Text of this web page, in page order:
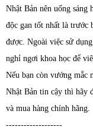
Nhật Bản nên uống
độc gan tốt nhất là trước
được. Ngoài việc sử
nghỉ ngơi khoa học để
Nếu bạn còn vướng mắc
Nhật Bản tin cậy thì hãy
và mua hàng chính hãng.
-------------------